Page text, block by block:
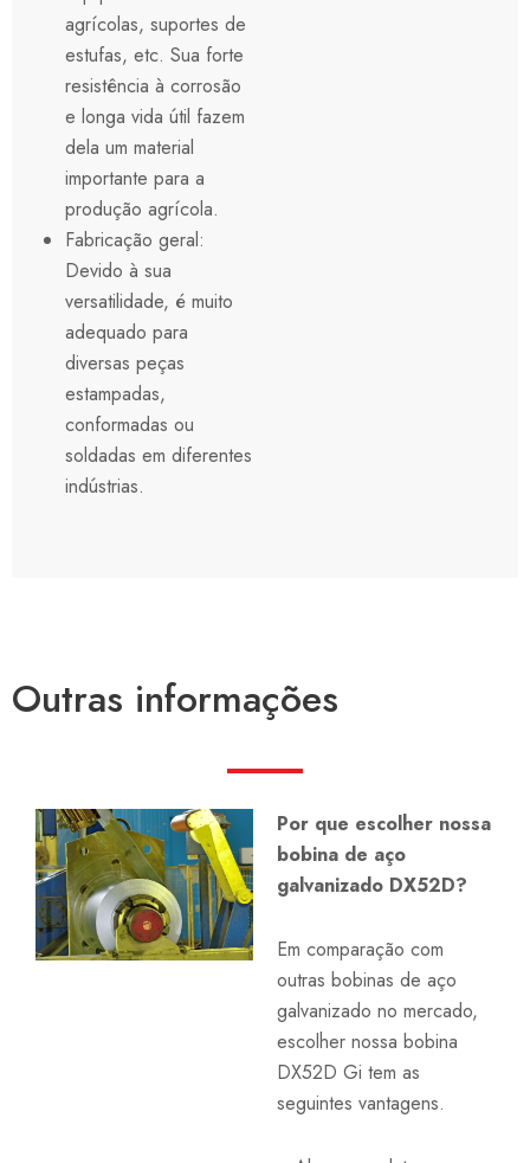
agrícolas, suportes de
estufas, etc. Sua forte
resistência à corrosão
e longa vida útil fazem
dela um material
importante para a
produção agrícola.
Fabricação geral:
Devido à sua
versatilidade, é muito
adequado para
diversas peças
estampadas,
conformadas ou
soldadas em diferentes
indústrias.
Outras informações
Por que escolher nossa
bobina de aço
galvanizado DX52D?
Em comparação com
outras bobinas de aço
galvanizado no mercado,
escolher nossa bobina
DX52D Gi tem as
seguintes vantagens.